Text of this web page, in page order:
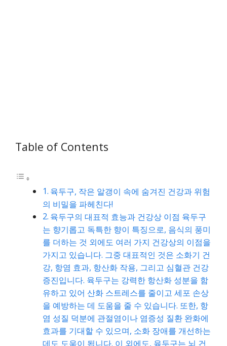
Table of Contents
육두구, 작은 알갱이 속에 숨겨진 건강과 위험
의 비밀을 파헤친다!
육두구의 대표적 효능과 건강상 이점 육두구
는 향기롭고 독특한 향이 특징으로, 음식의 풍미
를 더하는 것 외에도 여러 가지 건강상의 이점을
가지고 있습니다. 그중 대표적인 것은 소화기 건
강, 항염 효과, 항산화 작용, 그리고 심혈관 건강
증진입니다. 육두구는 강력한 항산화 성분을 함
유하고 있어 산화 스트레스를 줄이고 세포 손상
을 예방하는 데 도움을 줄 수 있습니다. 또한, 항
염 성질 덕분에 관절염이나 염증성 질환 완화에
효과를 기대할 수 있으며, 소화 장애를 개선하는
데도 도움이 됩니다. 이 외에도, 육두구는 뇌 건